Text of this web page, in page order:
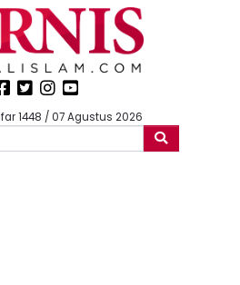
1448 / 07 Agustus 2026